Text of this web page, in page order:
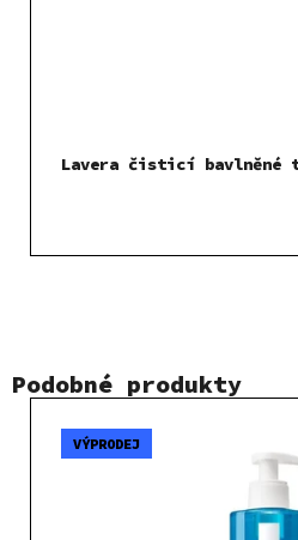
Lavera čisticí bavlněné
Podobné produkty
VÝPRODEJ